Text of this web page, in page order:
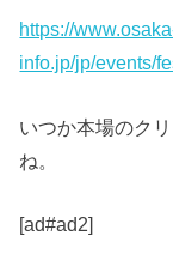
https://
info.jp/jp/events/
いつか本場のク
ね。
[ad#ad2]